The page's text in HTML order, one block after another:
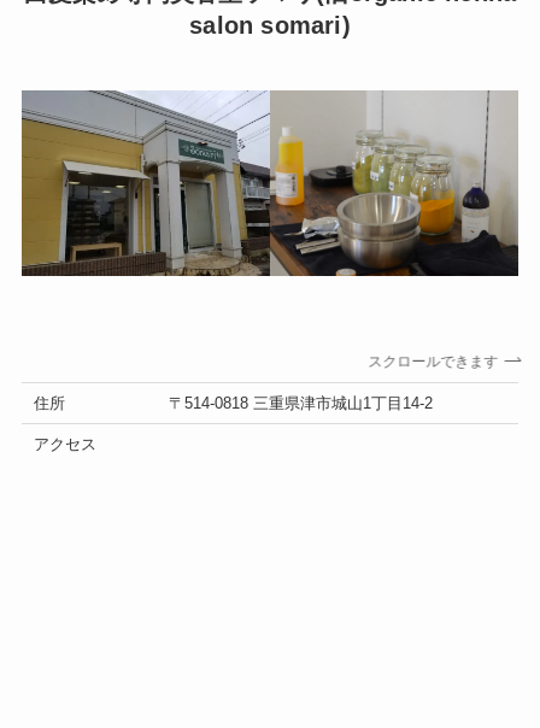
salon somari)
スクロールできます
住所 〒514-0818 三重県津市城山1丁目14-2
アクセス